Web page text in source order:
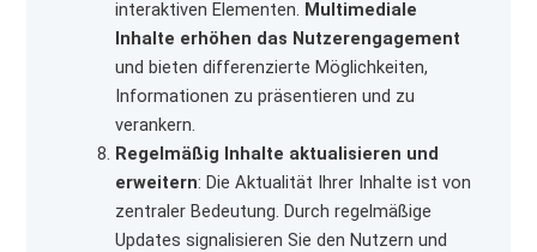
interaktiven Elementen. Multimediale
Inhalte erhöhen das Nutzerengagement
und bieten differenzierte Möglichkeiten,
Informationen zu präsentieren und zu
verankern.
Regelmäßig Inhalte aktualisieren und
erweitern: Die Aktualität Ihrer Inhalte ist von
zentraler Bedeutung. Durch regelmäßige
Updates signalisieren Sie den Nutzern und